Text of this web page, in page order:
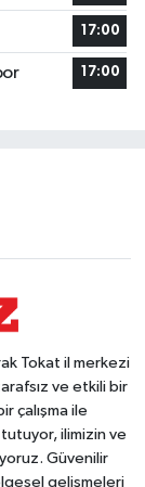
17:00
17:00
Tokat il merkezi
ve etkili bir
çalışma ile
tutuyor, ilimizin ve
Güvenilir
gelişmeleri